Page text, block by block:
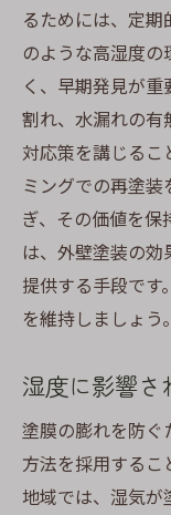
るためには、定
のような高湿度
く、早期発見が
割れ、水漏れの有
対応策を講じるこ
ミングでの再塗
ぎ、その価値を保
は、外壁塗装の
提供する手段で
を維持しましょう。
湿度に影響さ
塗膜の膨れを防ぐ
方法を採用するこ
地域では、湿気が